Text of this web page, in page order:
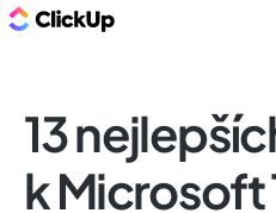
13
k Microsoft